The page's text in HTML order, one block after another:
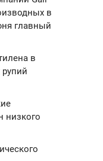
в
главный
в
низкого